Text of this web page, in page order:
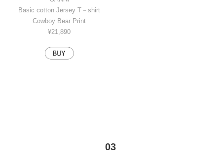
Basic cotton Jersey T－shirt
Cowboy Bear Print
¥21,890
03